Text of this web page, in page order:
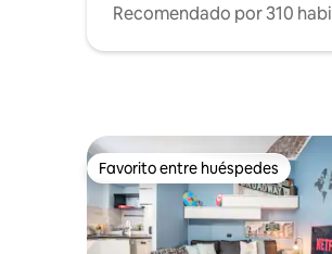
Recomendado por 310
Favorito entre huéspedes
Favorito entre huéspedes